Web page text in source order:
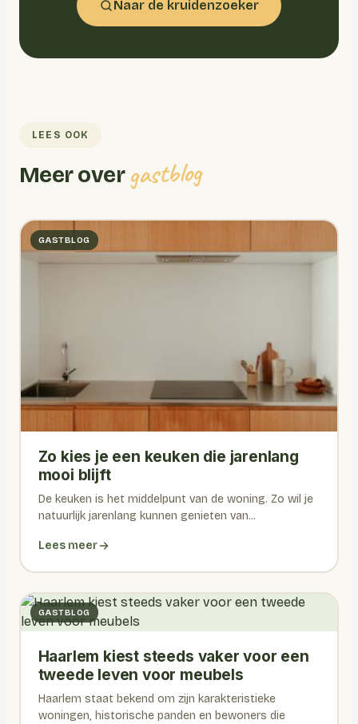
Naar de kruidenzoeker
LEES OOK
Meer over gastblog
GASTBLOG
Zo kies je een keuken die jarenlang
mooi blijft
De keuken is het middelpunt van de woning. Zo wil je
natuurlijk jarenlang kunnen genieten van...
Lees meer
GASTBLOG
Haarlem kiest steeds vaker voor een
tweede leven voor meubels
Haarlem staat bekend om zijn karakteristieke
woningen, historische panden en bewoners die